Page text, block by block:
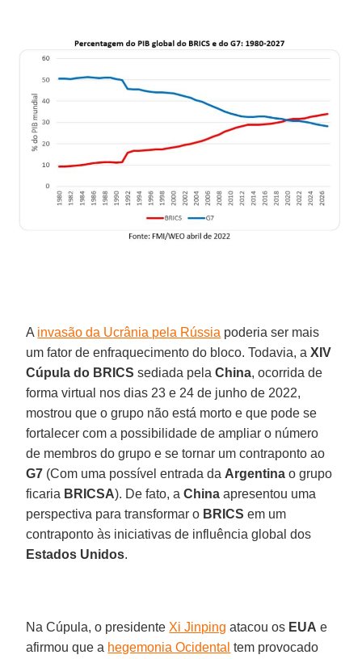
A invasão da Ucrânia pela Rússia poderia ser mais
um fator de enfraquecimento do bloco. Todavia, aXIV
Cúpula do BRICS sediada pelaChina, ocorrida de
forma virtual nos dias 23 e 24 de junho de 2022,
mostrou que o grupo não está morto e que pode se
fortalecer com a possibilidade de ampliar o número
de membros do grupo e se tornar um contraponto ao
G7 (Com uma possível entrada da Argentina o grupo
ficaria BRICSA). De fato, aChina apresentou uma
perspectiva para transformar o BRICS em um
contraponto às iniciativas de influência global dos
Estados Unidos.
Na Cúpula, o presidente Xi Jinping atacou os EUA e
afirmou que a hegemonia Ocidental tem provocado